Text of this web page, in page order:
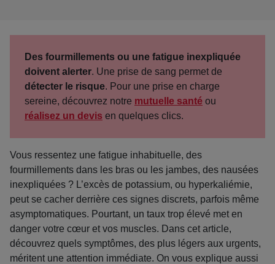
Des fourmillements ou une fatigue inexpliquée
doivent alerter. Une prise de sang permet de
détecter le risque. Pour une prise en charge
sereine, découvrez notre mutuelle santé ou
réalisez un devis en quelques clics.
Vous ressentez une fatigue inhabituelle, des
fourmillements dans les bras ou les jambes, des nausées
inexpliquées ? L’excès de potassium, ou hyperkaliémie,
peut se cacher derrière ces signes discrets, parfois même
asymptomatiques. Pourtant, un taux trop élevé met en
danger votre cœur et vos muscles. Dans cet article,
découvrez quels symptômes, des plus légers aux urgents,
méritent une attention immédiate. On vous explique aussi